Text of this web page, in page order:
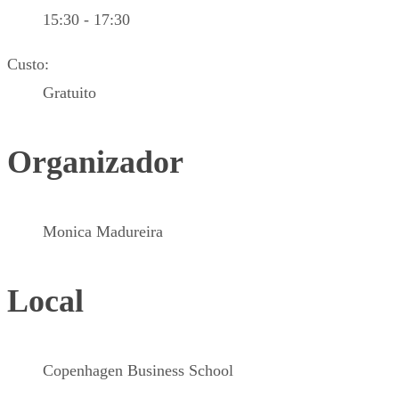
15:30 - 17:30
Custo:
Gratuito
Organizador
Monica Madureira
Local
Copenhagen Business School